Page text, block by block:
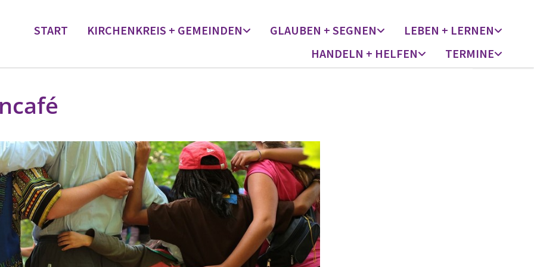
START KIRCHENKREIS + GEMEINDEN GLAUBEN + SEGNEN
LEBEN + LERNEN
HANDELN + HELFEN
TERMINE